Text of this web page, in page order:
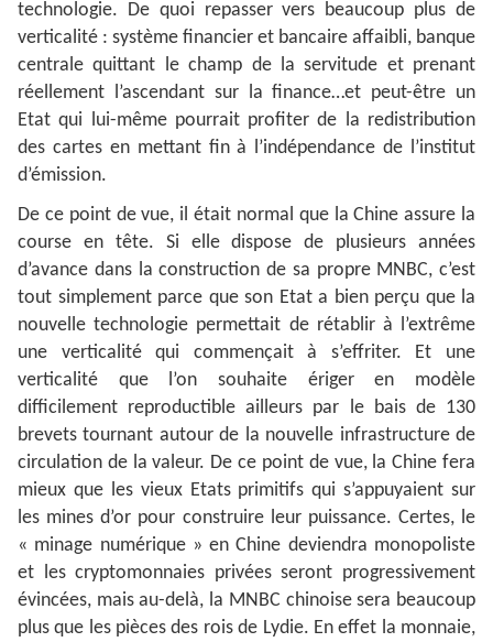
technologie. De quoi repasser vers beaucoup plus de
verticalité : système financier et bancaire affaibli, banque
centrale quittant le champ de la servitude et prenant
réellement l’ascendant sur la finance…et peut-être un
Etat qui lui-même pourrait profiter de la redistribution
des cartes en mettant fin à l’indépendance de l’institut
d’émission.
De ce point de vue, il était normal que la Chine assure la
course en tête. Si elle dispose de plusieurs années
d’avance dans la construction de sa propre MNBC, c’est
tout simplement parce que son Etat a bien perçu que la
nouvelle technologie permettait de rétablir à l’extrême
une verticalité qui commençait à s’effriter. Et une
verticalité que l’on souhaite ériger en modèle
difficilement reproductible ailleurs par le bais de 130
brevets tournant autour de la nouvelle infrastructure de
circulation de la valeur. De ce point de vue, la Chine fera
mieux que les vieux Etats primitifs qui s’appuyaient sur
les mines d’or pour construire leur puissance. Certes, le
« minage numérique » en Chine deviendra monopoliste
et les cryptomonnaies privées seront progressivement
évincées, mais au-delà, la MNBC chinoise sera beaucoup
plus que les pièces des rois de Lydie. En effet la monnaie,